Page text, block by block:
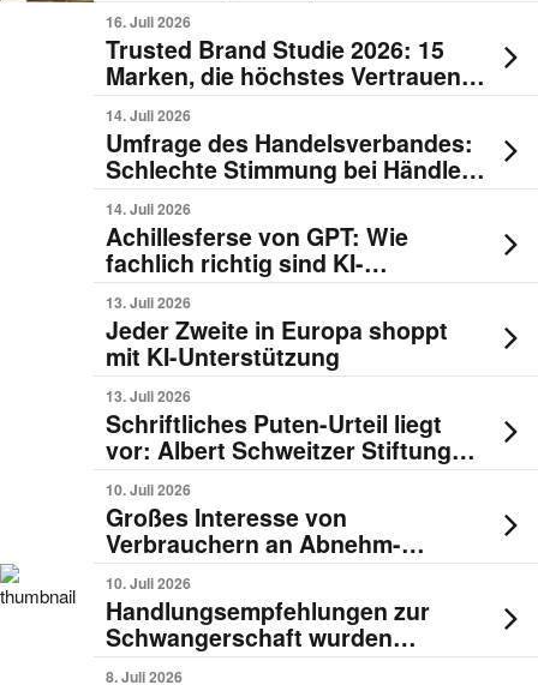
16. Juli 2026
Trusted Brand Studie 2026: 15
Marken, die höchstes Vertrauen
genießen
14. Juli 2026
Umfrage des Handelsverbandes:
Schlechte Stimmung bei Händlern
und Verbrauchern
14. Juli 2026
Achillesferse von GPT: Wie
fachlich richtig sind KI-
Antworten?
13. Juli 2026
Jeder Zweite in Europa shoppt
mit KI-Unterstützung
13. Juli 2026
Schriftliches Puten-Urteil liegt
vor: Albert Schweitzer Stiftung
fordert jetzt bundesweite
Verordnung
10. Juli 2026
Großes Interesse von
Verbrauchern an Abnehm-
Tablette
10. Juli 2026
Handlungsempfehlungen zur
Schwangerschaft wurden
aktualisiert
8. Juli 2026